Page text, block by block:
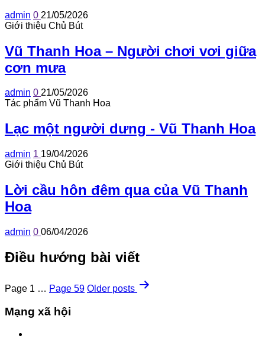
admin 0 21/05/2026
Giới thiệu Chủ Bút
Vũ Thanh Hoa – Người chơi vơi giữa
cơn mưa
admin 0 21/05/2026
Tác phẩm Vũ Thanh Hoa
Lạc một người dưng - Vũ Thanh Hoa
admin 1 19/04/2026
Giới thiệu Chủ Bút
Lời cầu hôn đêm qua của Vũ Thanh
Hoa
admin 0 06/04/2026
Điều hướng bài viết
Page 1 … Page 59 Older posts
Mạng xã hội